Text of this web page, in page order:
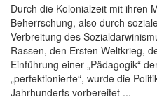
Durch die Kolonialzeit mit ihren
Beherrschung, also durch
Verbreitung des
Rassen, den Ersten Weltkrieg,
Einführung einer „Pädagogik“
„perfektionierte“, wurde die
Jahrhunderts vorbereitet ...